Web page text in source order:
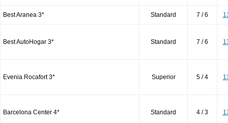
Best Aranea 3* Standard 7 / 6
Best AutoHogar 3* Standard 7 / 6
Evenia Rocafort 3* Superior 5 / 4
Barcelona Center 4* Standard 4 / 3